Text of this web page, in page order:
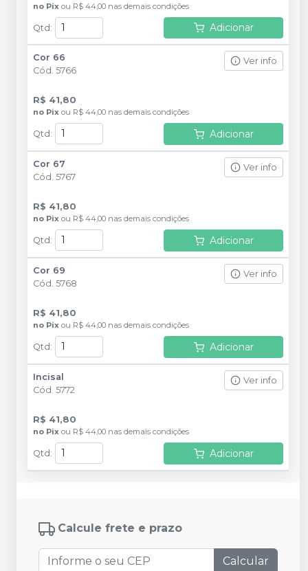
no Pix ou R$ 44,00 nas demais condições
Qtd: Adicionar
Cor 66
Cód. 5766
Ver info
R$ 41,80
no Pix ou R$ 44,00 nas demais condições
Qtd : Adicionar
Cor 67
Cód. 5767
Ver info
R$ 41,80
no Pix ou R$ 44,00 nas demais condições
Qtd : Adicionar
Cor 69
Cód. 5768
Ver info
R$ 41,80
no Pix ou R$ 44,00 nas demais condições
Qtd : Adicionar
Incisal
Cód. 5772
Ver info
R$ 41,80
no Pix ou R$ 44,00 nas demais condições
Qtd : Adicionar
Calcule frete e prazo
Calcular